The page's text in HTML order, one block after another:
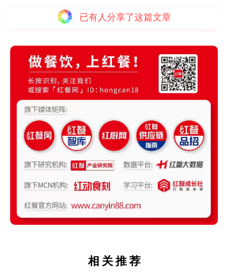
已有 人分享了这篇文章
相关推荐